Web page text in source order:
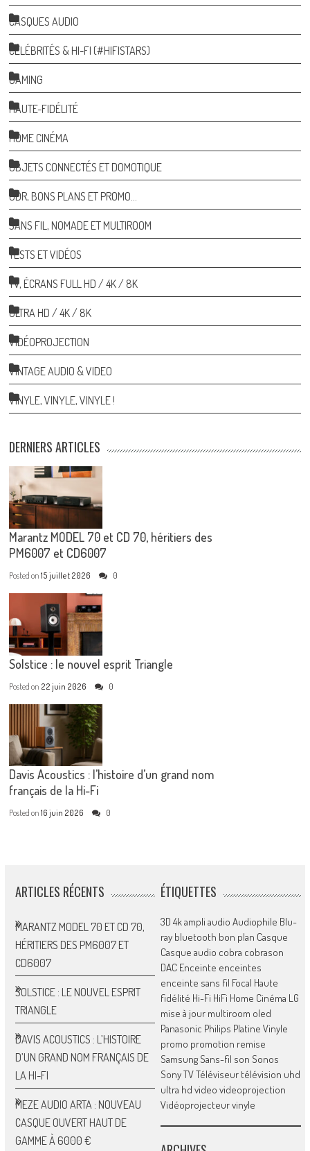
CASQUES AUDIO
CÉLÉBRITÉS & HI-FI (#HIFISTARS)
GAMING
HAUTE-FIDÉLITÉ
HOME CINÉMA
OBJETS CONNECTÉS ET DOMOTIQUE
ODR, BONS PLANS ET PROMO…
SANS FIL, NOMADE ET MULTIROOM
TESTS ET VIDÉOS
TV, ÉCRANS FULL HD / 4K / 8K
ULTRA HD / 4K / 8K
VIDÉOPROJECTION
VINTAGE AUDIO & VIDEO
VINYLE, VINYLE, VINYLE !
DERNIERS ARTICLES
Marantz MODEL 70 et CD 70, héritiers des
PM6007 et CD6007
Posted on15 juillet 2026 0
Solstice : le nouvel esprit Triangle
Posted on 22 juin 2026 0
Davis Acoustics : l’histoire d’un grand nom
français de la Hi-Fi
Posted on16 juin 2026 0
ARTICLES RÉCENTS
MARANTZ MODEL 70 ET CD 70,
HÉRITIERS DES PM6007 ET
CD6007
SOLSTICE : LE NOUVEL ESPRIT
TRIANGLE
DAVIS ACOUSTICS : L’HISTOIRE
D’UN GRAND NOM FRANÇAIS DE
LA HI-FI
MEZE AUDIO ARTA : NOUVEAU
CASQUE OUVERT HAUT DE
GAMME À 6000 €
ÉTIQUETTES
3D 4kampli audio Audiophile Blu-
ray bluetooth bon plan Casque
Casque audio cobra cobrason
DAC Enceinte enceintes
enceinte sans fil Focal Haute
fidélité Hi-Fi HiFi Home Cinéma LG
mise à jour multiroom oled
Panasonic Philips Platine Vinyle
promo promotion remise
SamsungSans-fil son Sonos
SonyTVTéléviseur télévision uhd
ultra hd video videoprojection
Vidéoprojecteurvinyle